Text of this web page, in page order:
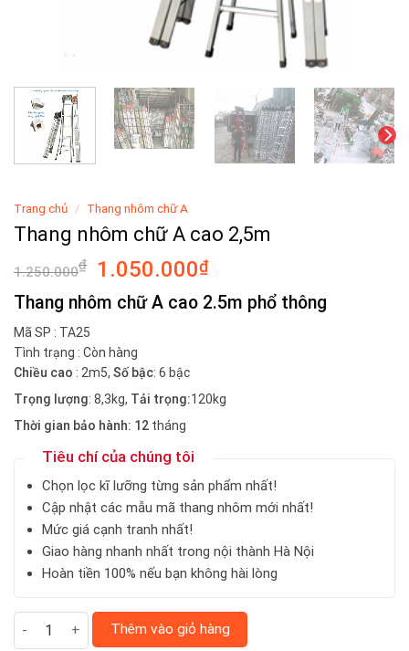
Trang chủ / Thang nhôm chữ A
Thang nhôm chữ A cao 2,5m
1.250.000₫ 1.050.000₫
Thang nhôm chữ A cao 2.5m phổ thông
Mã SP : TA25
Tình trạng : Còn hàng
Chiều cao : 2m5, Số bậc: 6 bậc
Trọng lượng: 8,3kg, Tải trọng:120kg
Thời gian bảo hành: 12 tháng
Tiêu chí của chúng tôi
Chọn lọc kĩ lưỡng từng sản phẩm nhất!
Cập nhật các mẫu mã thang nhôm mới nhất!
Mức giá cạnh tranh nhất!
Giao hàng nhanh nhất trong nội thành Hà Nội
Hoàn tiền 100% nếu bạn không hài lòng
Thang nhôm chữ A cao 2,5m số lượng
Thêm vào giỏ hàng